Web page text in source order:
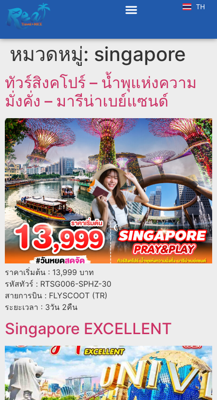
TH
EN
หมวดหมู่: singapore
ทัวร์สิงคโปร์ – น้ำพุแห่งความ
มั่งคั่ง – มารีน่าเบย์แซนด์
ราคาเริ่มต้น : 13,999 บาท
รหัสทัวร์ : RTSG006-SPHZ-30
สายการบิน : FLYSCOOT (TR)
ระยะเวลา : 3วัน 2คืน
Singapore EXCELLENT